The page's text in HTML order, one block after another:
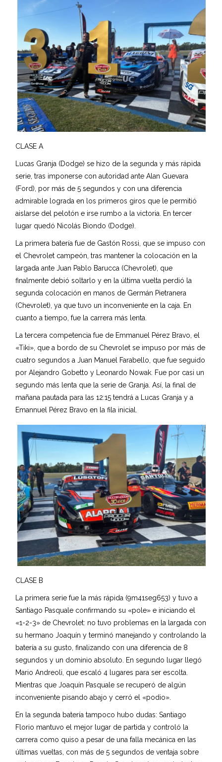
CLASE A
Lucas Granja (Dodge) se hizo de la segunda y más rápida
serie, tras imponerse con autoridad ante Alan Guevara
(Ford), por más de 5 segundos y con una diferencia
admirable lograda en los primeros giros que le permitió
aislarse del pelotón e irse rumbo a la victoria. En tercer
lugar quedó Nicolás Biondo (Dodge).
La primera batería fue de Gastón Rossi, que se impuso con
el Chevrolet campeón, tras mantener la colocación en la
largada ante Juan Pablo Barucca (Chevrolet), que
finalmente debió soltarlo y en la última vuelta perdió la
segunda colocación en manos de Germán Pietranera
(Chevrolet), ya que tuvo un inconveniente en la caja. En
cuanto a tiempo, fue la carrera más lenta.
La tercera competencia fue de Emmanuel Pérez Bravo, el
«Tiki», que a bordo de su Chevrolet se impuso por más de
cuatro segundos a Juan Manuel Farabello, que fue seguido
por Alejandro Gobetto y Leonardo Nowak. Fue por casi un
segundo más lenta que la serie de Granja. Así, la final de
mañana pautada para las 12:15 tendrá a Lucas Granja y a
Emannuel Pérez Bravo en la fila inicial.
CLASE B
La primera serie fue la más rápida (9m41seg653) y tuvo a
Santiago Pasquale confirmando su «pole» e iniciando el
«1-2-3» de Chevrolet: no tuvo problemas en la largada con
su hermano Joaquín y terminó manejando y controlando la
batería a su gusto, finalizando con una diferencia de 8
segundos y un dominio absoluto. En segundo lugar llegó
Mario Andreoli, que escaló 4 lugares para ser escolta.
Mientras que Joaquín Pasquale se recuperó de algún
inconveniente pisando abajo y cerró el «podio».
En la segunda batería tampoco hubo dudas: Santiago
Florio mantuvo el mejor lugar de partida y controló la
carrera como quiso a pesar de una falla mecánica en las
últimas vueltas, con más de 5 segundos de ventaja sobre